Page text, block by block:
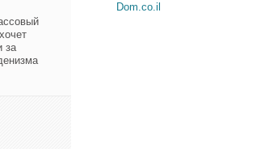
за
Dom.co.il